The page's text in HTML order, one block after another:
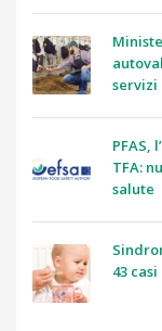
PFAS,
TFA:
salute
43